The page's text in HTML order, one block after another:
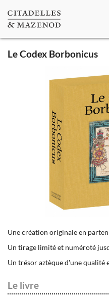
Le Codex Borbonicus
Une création originale en
Un tirage limité et numéroté
Un trésor aztèque d'une qualité
Le livre